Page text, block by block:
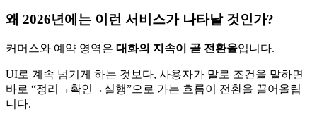
왜 2026년에는 이런 서비스가 나타날 것인가?
커머스와 예약 영역은 대화의 지속이 곧 전환율입니다.
UI로 계속 넘기게 하는 것보다, 사용자가 말로 조건을 말하면
바로 “정리→확인→실행”으로 가는 흐름이 전환을 끌어올립
니다.